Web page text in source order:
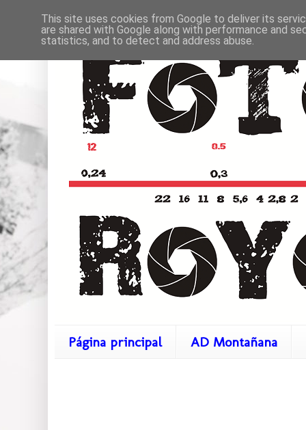
Página principal AD Montañana
This site uses cookies from Google to deliver its
are shared with Google along with performance and
statistics, and to detect and address abuse.